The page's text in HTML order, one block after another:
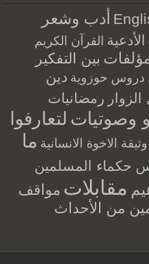
أدب وشعر
الأدعية القرآن الكريم
بين التفكير
دروس حوزوية دين
رمضانيات
وصوتيات لتعارفوا
الاخوة الانسانية ما
حكماء المسلمين
مقابلات مواقف
من الأحداث